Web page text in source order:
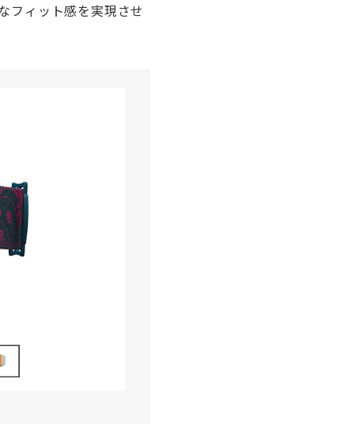
フィット感を実現させ